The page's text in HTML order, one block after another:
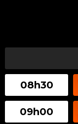
08h30
09h00